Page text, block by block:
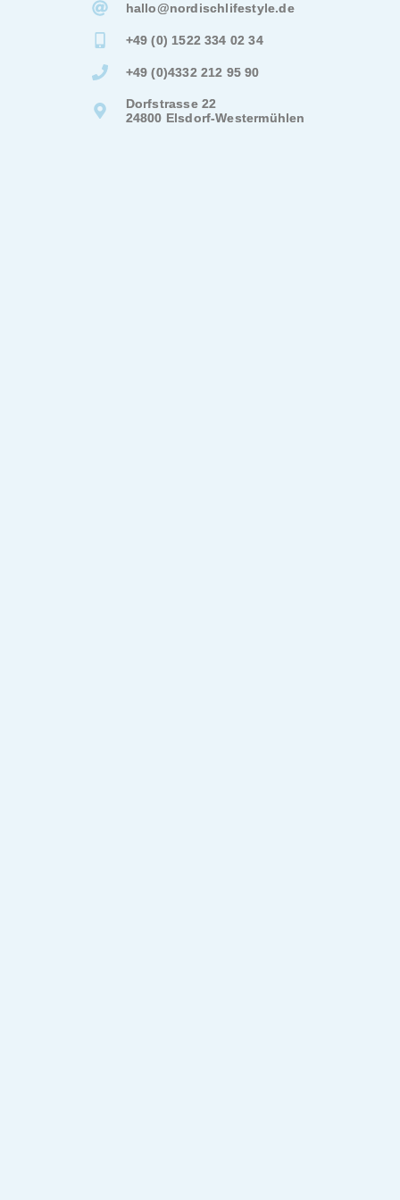
hallo@nordischlifestyle.de
+49 (0) 1522 334 02 34
+49 (0)4332 212 95 90
Dorfstrasse 22
24800 Elsdorf-Westermühlen